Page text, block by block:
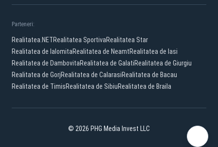
Parteneri:
Realitatea.NETRealitatea SportivaRealitatea Star
Realitatea de IalomitaRealitatea de NeamtRealitatea de Iasi
Realitatea de DambovitaRealitatea de GalatiRealitatea de Giurgiu
Realitatea de GorjRealitatea de CalarasiRealitatea de Bacau
Realitatea de TimisRealitatea de SibiuRealitatea de Braila
© 2026 PHG Media Invest LLC